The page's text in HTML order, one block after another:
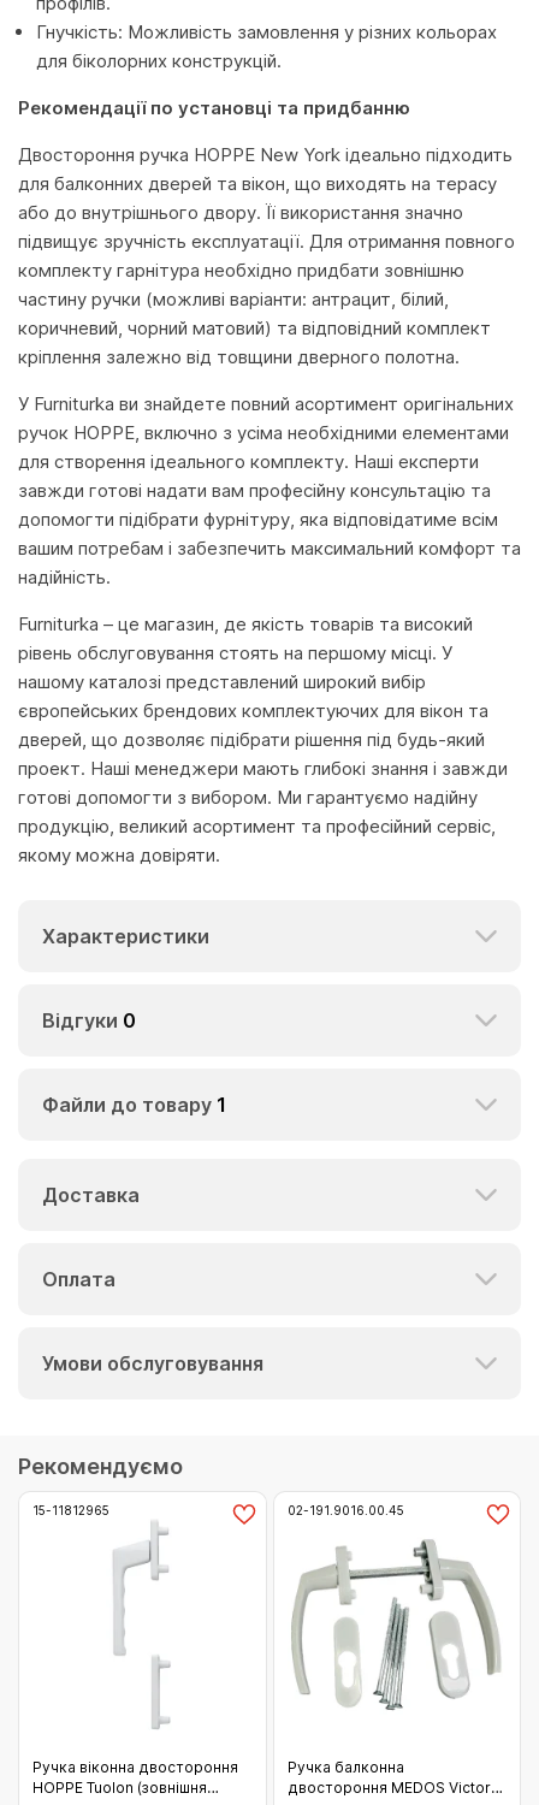
Гнучкість: Можливість замовлення у різних кольорах
для біколорних конструкцій.
Рекомендації по установці та придбанню
Двостороння ручка HOPPE New York ідеально підходить
для балконних дверей та вікон, що виходять на терасу
або до внутрішнього двору. Її використання значно
підвищує зручність експлуатації. Для отримання повного
комплекту гарнітура необхідно придбати зовнішню
частину ручки (можливі варіанти: антрацит, білий,
коричневий, чорний матовий) та відповідний комплект
кріплення залежно від товщини дверного полотна.
У Furniturka ви знайдете повний асортимент оригінальних
ручок HOPPE, включно з усіма необхідними елементами
для створення ідеального комплекту. Наші експерти
завжди готові надати вам професійну консультацію та
допомогти підібрати фурнітуру, яка відповідатиме всім
вашим потребам і забезпечить максимальний комфорт та
надійність.
Furniturka – це магазин, де якість товарів та високий
рівень обслуговування стоять на першому місці. У
нашому каталозі представлений широкий вибір
європейських брендових комплектуючих для вікон та
дверей, що дозволяє підібрати рішення під будь-який
проект. Наші менеджери мають глибокі знання і завжди
готові допомогти з вибором. Ми гарантуємо надійну
продукцію, великий асортимент та професійний сервіс,
якому можна довіряти.
Характеристики
Відгуки 0
Файли до товару 1
Доставка
Оплата
Умови обслуговування
Рекомендуємо
15-11812965
Ручка віконна двостороння
HOPPE Tuolon (зовнішня
02-191.9016.00.45
Ручка балконна
двостороння MEDOS Victory